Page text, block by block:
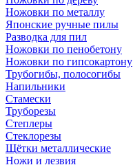
Ножовки по металлу
Японские ручные пилы
Разводка для пил
Ножовки по пенобетону
Ножовки по гипсокартону
Трубогибы, полосогибы
Напильники
Стамески
Труборезы
Степлеры
Стеклорезы
Щётки металлические
Ножи и лезвия